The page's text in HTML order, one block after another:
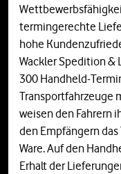
termingerechte
hohe
Wackler Spedition &
300 Handheld-
Transportfahrzeuge
weisen den Fahrern
den Empfängern
Ware. Auf den
Erhalt der